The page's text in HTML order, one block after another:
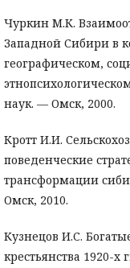
Чуркин М.К.
Западной Сибири в
географическом,
наук. — Омск, 2000.
Кротт И.И.
поведенческие
трансформации
Омск, 2010.
Кузнецов И.С.
крестьянства 1920-